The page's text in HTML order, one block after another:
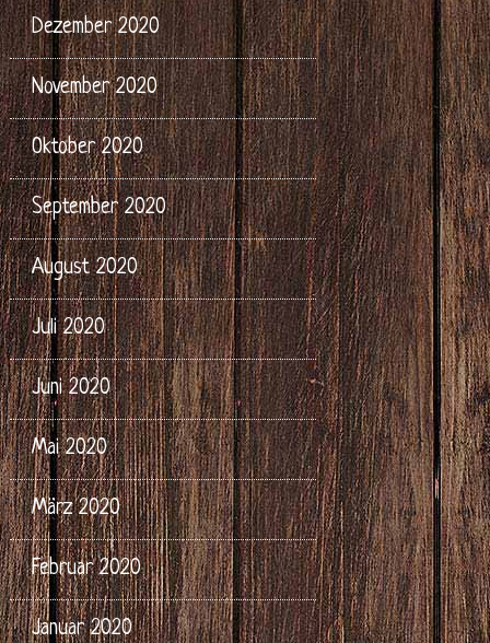
Dezember 2020
November 2020
Oktober 2020
September 2020
August 2020
Juli 2020
Juni 2020
Mai 2020
März 2020
Februar 2020
Januar 2020